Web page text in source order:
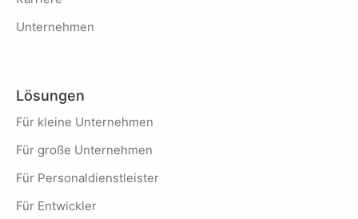
Unternehmen
Lösungen
Für kleine Unternehmen
Für große Unternehmen
Für Personaldienstleister
Für Entwickler